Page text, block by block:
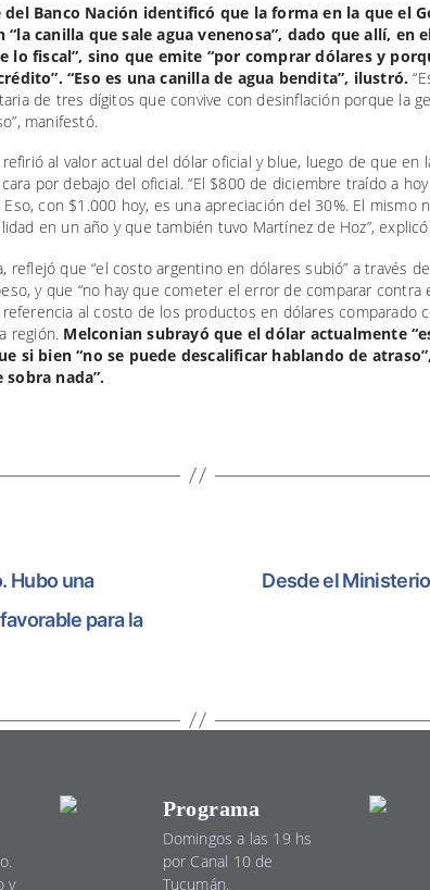
del Banco Nación identificó que la forma en la que el
“la canilla que sale agua venenosa”, dado que allí, en
lo fiscal”, sino que emite “por comprar dólares y
“Eso es una canilla de agua bendita”, ilustró.
de tres dígitos que convive con desinflación porque la
manifestó.
al valor actual del dólar oficial y blue, luego de que en
por debajo del oficial. “El $800 de diciembre traído a
con $1.000 hoy, es una apreciación del 30%. El mismo
en un año y que también tuvo Martínez de Hoz”,
reflejó que “el costo argentino en dólares subió” a través
y que “no hay que cometer el error de comparar contra
referencia al costo de los productos en dólares comparado
región. Melconian subrayó que el dólar actualmente
si bien “no se puede descalificar hablando de
sobra nada”.
Hubo una
para la
Desde el
y
Programa
Domingos a las 19 hs
por Canal 10 de
Tucumán.